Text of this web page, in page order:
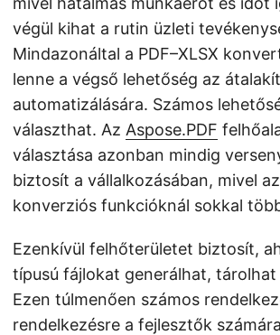
végül kihat a rutin üzleti
Mindazonáltal a PDF–XLSX
lenne a végső lehetőség az
automatizálására. Számos
választhat. Az Aspose.PDF
választása azonban mindig
biztosít a vállalkozásában, mivel
konverziós funkcióknál sokkal
Ezenkívül felhőterületet biztosít,
típusú fájlokat generálhat, tárolhat
Ezen túlmenően számos
rendelkezésre a fejlesztők